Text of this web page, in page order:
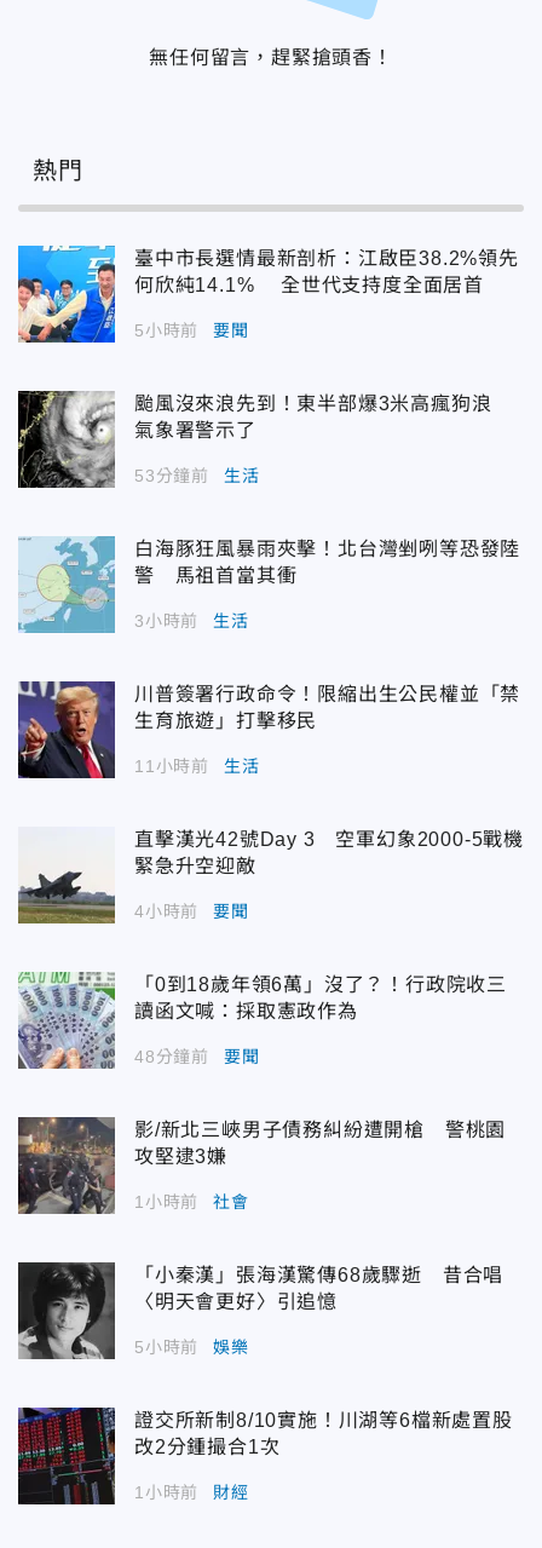
無任何留言，趕緊搶頭香！
熱門
臺中市長選情最新剖析：江啟臣38.2%領先
何欣純14.1% 全世代支持度全面居首
5小時前 要聞
颱風沒來浪先到！東半部爆3米高瘋狗浪
氣象署警示了
53分鐘前 生活
白海豚狂風暴雨夾擊！北台灣剉咧等恐發陸
警 馬祖首當其衝
3小時前 生活
川普簽署行政命令！限縮出生公民權並「禁
生育旅遊」打擊移民
11小時前 生活
直擊漢光42號Day 3 空軍幻象2000-5戰機
緊急升空迎敵
4小時前 要聞
「0到18歲年領6萬」沒了？！行政院收三
讀函文喊：採取憲政作為
48分鐘前 要聞
影/新北三峽男子債務糾紛遭開槍 警桃園
攻堅逮3嫌
1小時前 社會
「小秦漢」張海漢驚傳68歲驟逝 昔合唱
〈明天會更好〉引追憶
5小時前 娛樂
證交所新制8/10實施！川湖等6檔新處置股
改2分鍾撮合1次
1小時前 財經